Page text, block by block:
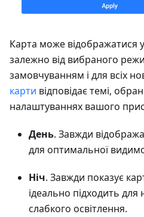
Карта може відображатися у
залежно від вибраного
замовчуванням і для всіх
карти відповідає темі,
налаштуваннях вашого
День. Завжди
для оптимальної
Ніч. Завжди показує
ідеально підходить
слабкого освітлення.